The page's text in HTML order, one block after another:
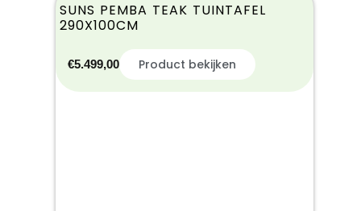
SUNS PEMBA TEAK TUINTAFEL
290X100CM
€5.499,00 Product bekijken